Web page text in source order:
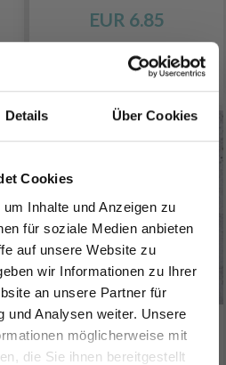
Details Über Cookies
Cookies
Inhalte und Anzeigen zu
für soziale Medien anbieten
auf unsere Website zu
wir Informationen zu Ihrer
an unsere Partner für
und Analysen weiter. Unsere
möglicherweise mit
die Sie ihnen bereitgestellt
EUR 6.85
Alle Optionen ansehen
SVARTA FÅRET SOFT
LAMA FINE
zu 50%